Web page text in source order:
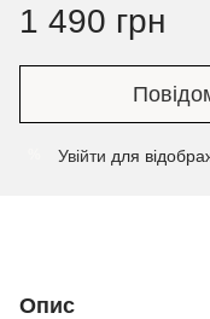
1 490 грн
Увійти для
Опис